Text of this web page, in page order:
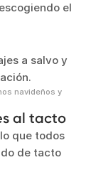
el
a salvo y
navideños y
al tacto
que todos
de tacto